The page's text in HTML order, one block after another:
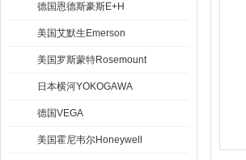
德国恩德斯豪斯E+H
美国艾默生Emerson
美国罗斯蒙特Rosemount
日本横河YOKOGAWA
德国VEGA
美国霍尼韦尔Honeywell